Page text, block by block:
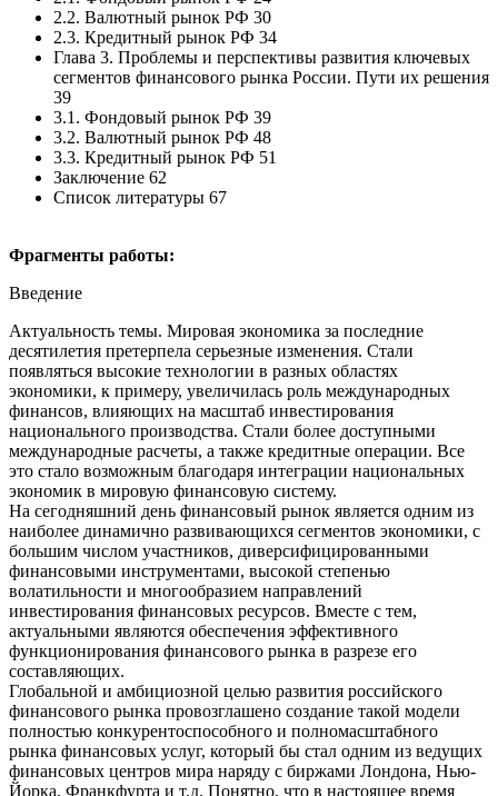
2.2. Валютный рынок РФ 30
2.3. Кредитный рынок РФ 34
Глава 3. Проблемы и перспективы развития ключевых
сегментов финансового рынка России. Пути их решения
39
3.1. Фондовый рынок РФ 39
3.2. Валютный рынок РФ 48
3.3. Кредитный рынок РФ 51
Заключение 62
Список литературы 67
Фрагменты работы:
Введение
Актуальность темы. Мировая экономика за последние
десятилетия претерпела серьезные изменения. Стали
появляться высокие технологии в разных областях
экономики, к примеру, увеличилась роль международных
финансов, влияющих на масштаб инвестирования
национального производства. Стали более доступными
международные расчеты, а также кредитные операции. Все
это стало возможным благодаря интеграции национальных
экономик в мировую финансовую систему.
На сегодняшний день финансовый рынок является одним из
наиболее динамично развивающихся сегментов экономики, с
большим числом участников, диверсифицированными
финансовыми инструментами, высокой степенью
волатильности и многообразием направлений
инвестирования финансовых ресурсов. Вместе с тем,
актуальными являются обеспечения эффективного
функционирования финансового рынка в разрезе его
составляющих.
Глобальной и амбициозной целью развития российского
финансового рынка провозглашено создание такой модели
полностью конкурентоспособного и полномасштабного
рынка финансовых услуг, который бы стал одним из ведущих
финансовых центров мира наряду с биржами Лондона, Нью-
Йорка, Франкфурта и т.д. Понятно, что в настоящее время